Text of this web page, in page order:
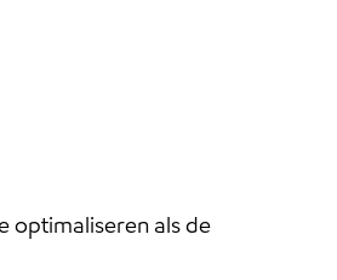
optimaliseren als de